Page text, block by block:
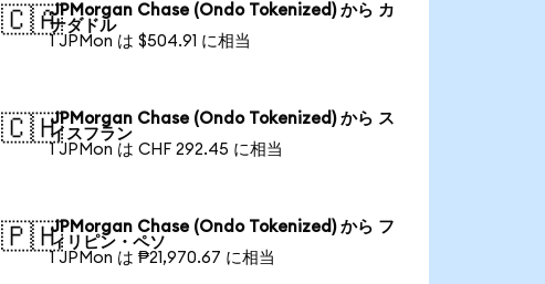
🇨🇦JPMorgan Chase (Ondo Tokenized) から カ
ナダドル
1 JPMon は $504.91 に相当
🇨🇭JPMorgan Chase (Ondo Tokenized) から ス
イスフラン
1 JPMon は CHF 292.45 に相当
🇵🇭JPMorgan Chase (Ondo Tokenized) から フ
ィリピン・ペソ
1 JPMon は ₱21,970.67 に相当